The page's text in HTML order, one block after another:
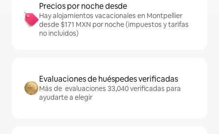
Precios por noche desde
Hay alojamientos vacacionales en Montpellier
desde $171 MXN por noche (impuestos y tarifas
no incluidos)
Evaluaciones de huéspedes verificadas
Más de evaluaciones 33,040 verificadas para
ayudarte a elegir